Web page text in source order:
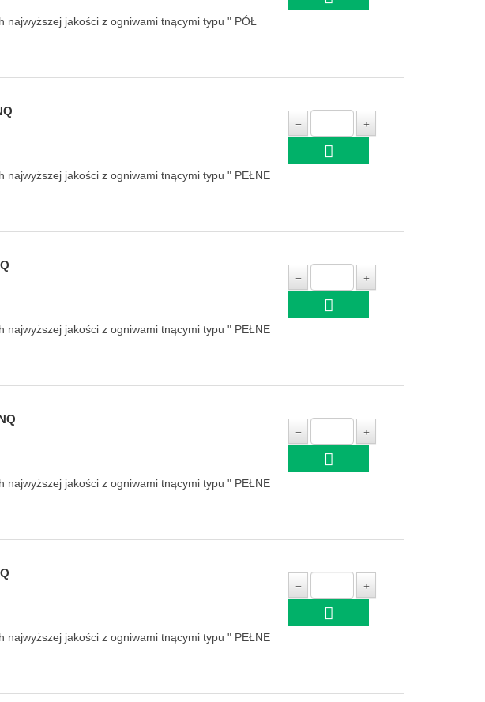
najwyższej jakości z ogniwami tnącymi typu " PÓŁ
najwyższej jakości z ogniwami tnącymi typu " PEŁNE
najwyższej jakości z ogniwami tnącymi typu " PEŁNE
najwyższej jakości z ogniwami tnącymi typu " PEŁNE
najwyższej jakości z ogniwami tnącymi typu " PEŁNE